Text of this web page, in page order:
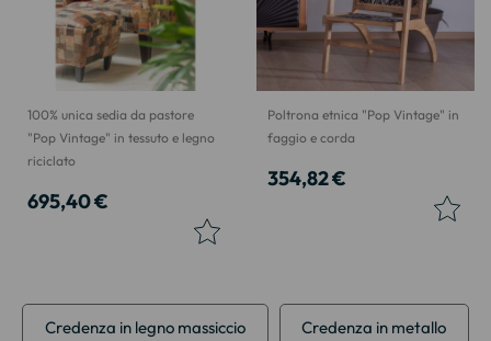
100% unica sedia da pastore
"Pop Vintage" in tessuto e legno
riciclato
695,40 €
Poltrona etnica "Pop Vintage" in
faggio e corda
354,82 €
Credenza in legno massiccio Credenza in metallo